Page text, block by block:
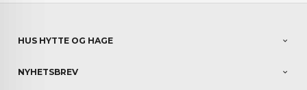
HUS HYTTE OG HAGE
NYHETSBREV